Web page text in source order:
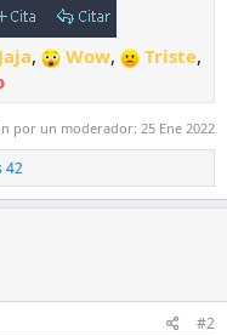
Jaja, Wow, Triste,
por un moderador: 25 Ene 2022
42
#2